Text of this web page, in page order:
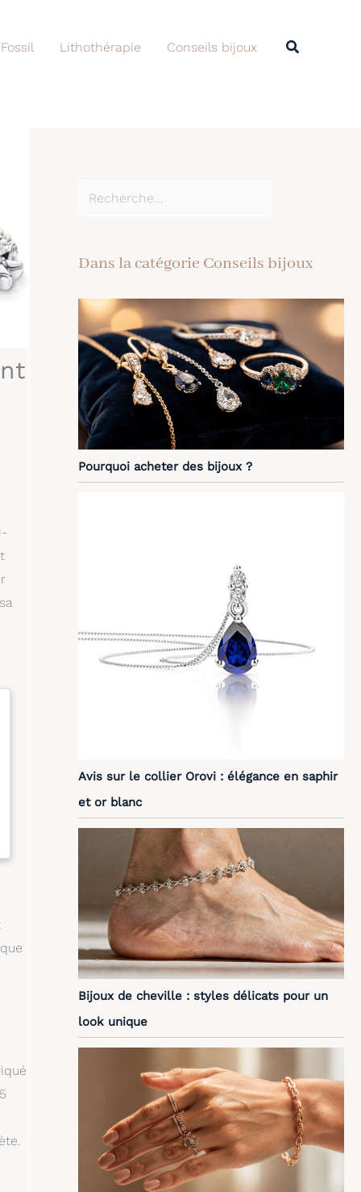
Lithothérapie Conseils bijoux
Dans la catégorie Conseils bijoux
Pourquoi acheter des bijoux ?
Avis sur le collier Orovi : élégance en saphir
et or blanc
Bijoux de cheville : styles délicats pour un
look unique